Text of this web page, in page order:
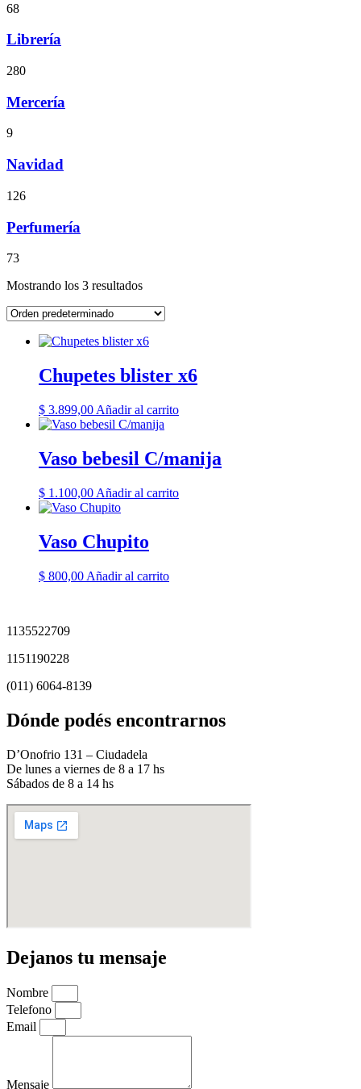
68
Librería
280
Mercería
9
Navidad
126
Perfumería
73
Mostrando los 3 resultados
Chupetes blister x6
$ 3.899,00 Añadir al carrito
Vaso bebesil C/manija
$ 1.100,00 Añadir al carrito
Vaso Chupito
$ 800,00 Añadir al carrito
1135522709
1151190228
(011) 6064-8139
Dónde podés encontrarnos
D’Onofrio 131 – Ciudadela
De lunes a viernes de 8 a 17 hs
Sábados de 8 a 14 hs
Dejanos tu mensaje
Nombre
Telefono
Email
Mensaje